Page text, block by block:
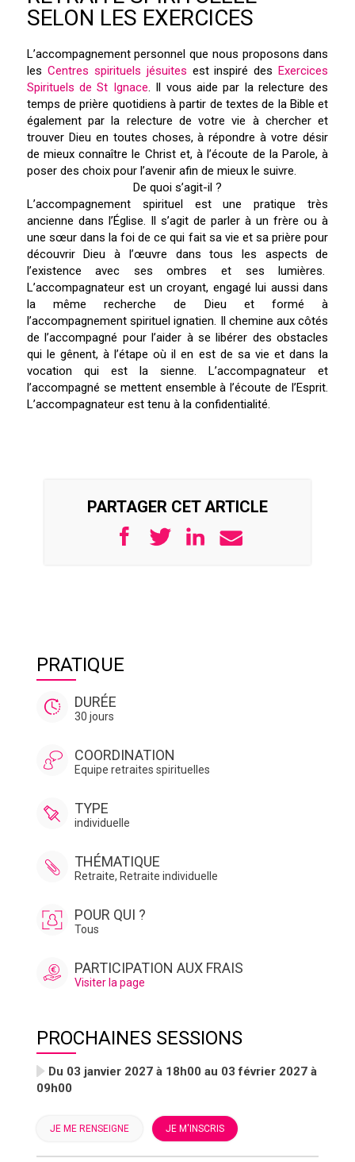
SELON LES EXERCICES
L’accompagnement personnel que nous proposons dans
les Centres spirituels jésuites est inspiré desExercices
Spirituels de St Ignace. Il vous aide par la relecture des
temps de prière quotidiens à partir de textes de la Bible et
également par la relecture de votre vie à chercher et
trouver Dieu en toutes choses, à répondre à votre désir
de mieux connaître le Christ et, à l’écoute de la Parole, à
poser des choix pour l’avenir afin de mieux le suivre.
De quoi s’agit-il ?
L’accompagnement spirituel est une pratique très
ancienne dans l’Église. Il s’agit de parler à un frère ou à
une sœur dans la foi de ce qui fait sa vie et sa prière pour
découvrir Dieu à l’œuvre dans tous les aspects de
l’existence avec ses ombres et ses lumières.
L’accompagnateur est un croyant, engagé lui aussi dans
la même recherche de Dieu et formé à
l’accompagnement spirituel ignatien. Il chemine aux côtés
de l’accompagné pour l’aider à se libérer des obstacles
qui le gênent, à l’étape où il en est de sa vie et dans la
vocation qui est la sienne. L’accompagnateur et
l’accompagné se mettent ensemble à l’écoute de l’Esprit.
L’accompagnateur est tenu à la confidentialité.
PARTAGER CET ARTICLE
PRATIQUE
DURÉE
30 jours
COORDINATION
Equipe retraites spirituelles
TYPE
individuelle
THÉMATIQUE
Retraite, Retraite individuelle
POUR QUI ?
Tous
PARTICIPATION AUX FRAIS
Visiter la page
PROCHAINES SESSIONS
Du 03 janvier 2027 à 18h00 au 03 février 2027 à
09h00
JE ME RENSEIGNE JE M'INSCRIS